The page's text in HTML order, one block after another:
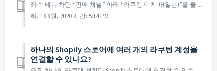
좌측 메뉴 하단 “판매 채널” 아래 “라쿠텐 이치바(일본)”을 클릭하세요. “계정” 카드 아래 “인증정보 갱신하기”를 클릭해 주세요.
화, 18 8월, 2020 시간: 5:14 PM
하나의 Shopify 스토어에 여러 개의 라쿠텐 계정을
연결할 수 있나요?